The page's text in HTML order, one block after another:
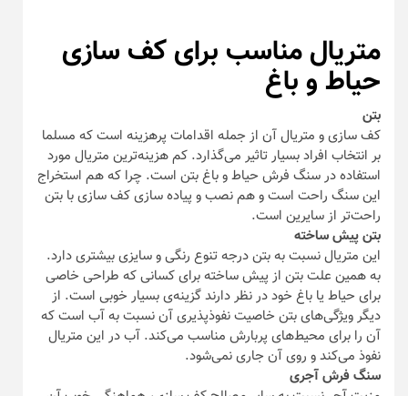
متریال مناسب برای کف سازی
حیاط و باغ
بتن
کف سازی و متریال آن از جمله اقدامات پرهزینه است که مسلما
بر انتخاب افراد بسیار تاثیر می‌گذارد. کم هزینه‌ترین متریال مورد
استفاده در سنگ فرش حیاط و باغ بتن است. چرا که هم استخراج
این سنگ راحت است و هم نصب و پیاده سازی کف سازی با بتن
راحت‌تر از سایرین است.
بتن پیش ساخته
این متریال نسبت به بتن درجه تنوع رنگی و سایزی بیشتری دارد.
به همین علت بتن از پیش ساخته برای کسانی که طراحی خاصی
برای حیاط یا باغ خود در نظر دارند گزینه‌ی بسیار خوبی است. از
دیگر ویژگی‌های بتن خاصیت نفوذپذیری آن نسبت به آب است که
آن را برای محیط‌های پربارش مناسب می‌کند. آب در این متریال
نفوذ می‌کند و روی آن جاری نمی‌شود.
سنگ فرش آجری